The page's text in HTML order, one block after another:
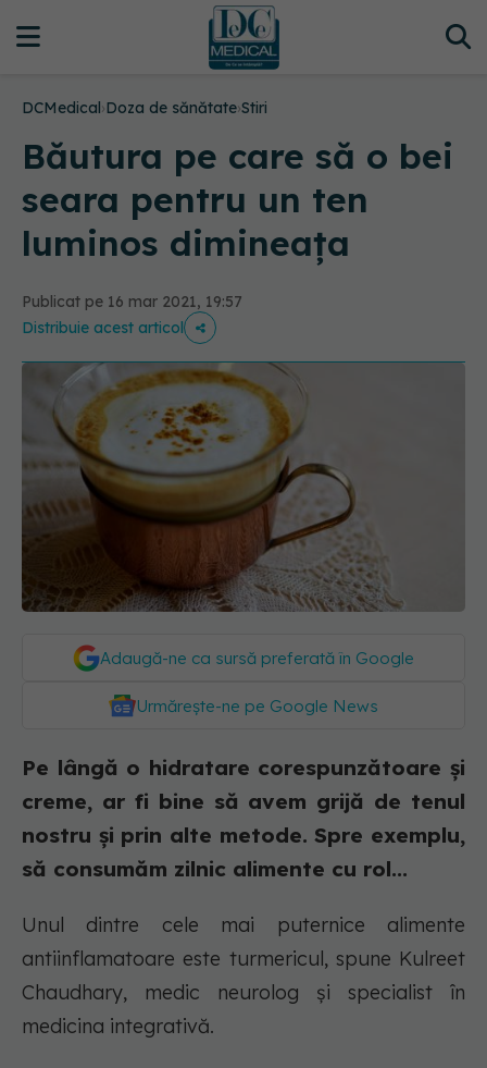
DCMedical›Doza de sănătate›Stiri
Băutura pe care să o bei
seara pentru un ten
luminos dimineața
Publicat pe 16 mar 2021, 19:57
Distribuie acest articol
Adaugă-ne ca sursă preferată în Google
Urmărește-ne pe Google News
Pe lângă o hidratare corespunzătoare și
creme, ar fi bine să avem grijă de tenul
nostru și prin alte metode. Spre exemplu,
să consumăm zilnic alimente cu rol...
Unul dintre cele mai puternice alimente
antiinflamatoare este turmericul, spune Kulreet
Chaudhary, medic neurolog și specialist în
medicina integrativă.